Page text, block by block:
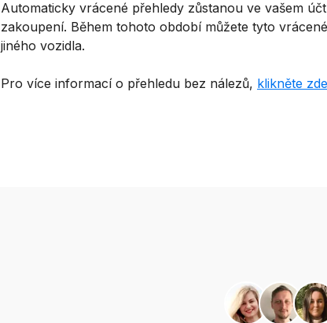
Automaticky vrácené přehledy zůstanou ve vašem
zakoupení. Během tohoto období můžete tyto
jiného vozidla.
Pro více informací o přehledu bez nálezů, klikněte zde